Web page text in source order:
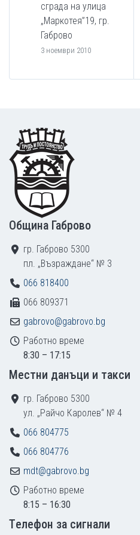
сграда на улица
„Маркотея”19, гр.
Габрово
3 ноември 2010
Footer
Община Габрово
гр. Габрово 5300
пл. „Възраждане“ № 3
066 818400
066 809371
gabrovo@gabrovo.bg
Работно време
8:30 – 17:15
Местни данъци и такси
гр. Габрово 5300
ул. „Райчо Каролев“ № 4
066 804775
066 804776
mdt@gabrovo.bg
Работно време
8:15 – 16:30
Tелефон за сигнали